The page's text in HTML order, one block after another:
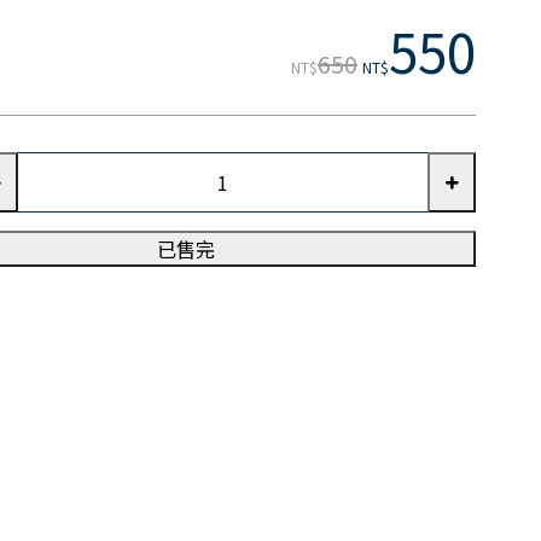
NT$650 NT$550
已售完